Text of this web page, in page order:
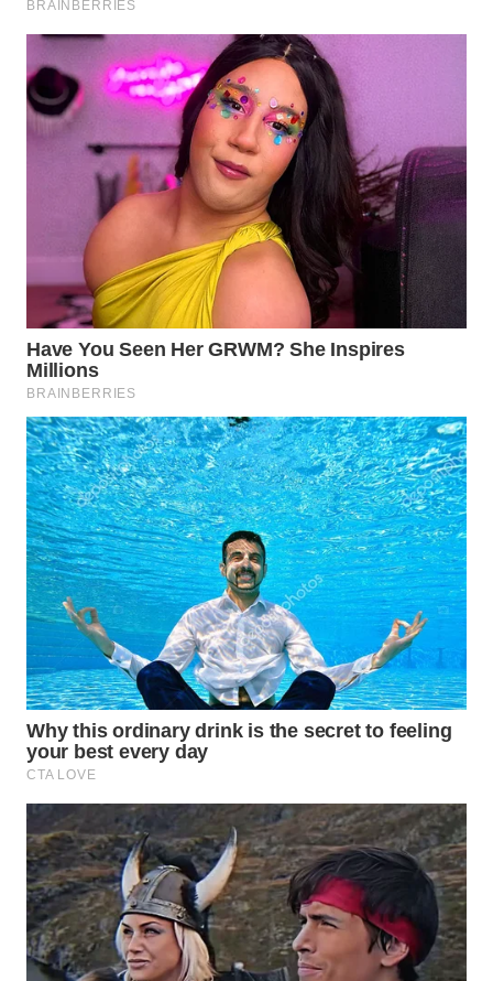
LIKUPANG
WN
LABUANBAJO
BORNEO
WAHANA
NEWS
WAHANA
TANI
WAHANA
ADVOKAT
WAHANA
INFRASTRUKTUR
WAHANA
KONSUMEN
WAHANA
LISTRIK
WAHANA
TRAVEL
WAHANA
TV
WAHANANEWS